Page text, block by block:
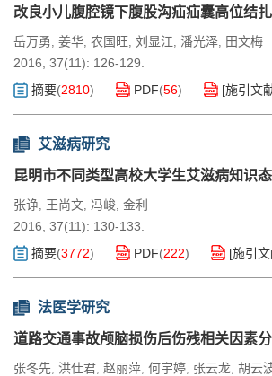
改良小儿腹腔镜下腹股沟疝疝囊高位结
岳万勇, 姜华, 农国旺, 刘显江, 潘光泽, 田文梅
2016, 37(11): 126-129.
摘要(2810) PDF(56) [施引文
艾滋病研究
昆明市不同类型高校大学生艾滋病知识
张诤, 王尚文, 冯峻, 金利
2016, 37(11): 130-133.
摘要(3772) PDF(222) [施引
法医学研究
道路交通事故颅脑损伤后伤残相关因素
张冬先, 洪仕君, 赵丽萍, 何宇婷, 张云龙, 胡云